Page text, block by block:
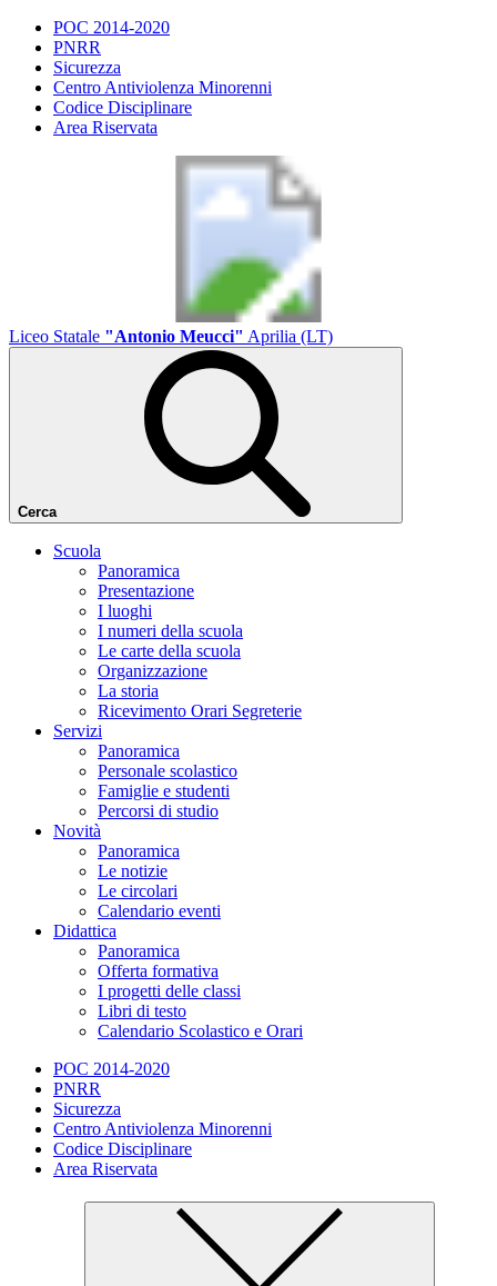
POC 2014-2020
PNRR
Sicurezza
Centro Antiviolenza Minorenni
Codice Disciplinare
Area Riservata
Liceo Statale "Antonio Meucci" Aprilia (LT)
Cerca
Scuola
Panoramica
Presentazione
I luoghi
I numeri della scuola
Le carte della scuola
Organizzazione
La storia
Ricevimento Orari Segreterie
Servizi
Panoramica
Personale scolastico
Famiglie e studenti
Percorsi di studio
Novità
Panoramica
Le notizie
Le circolari
Calendario eventi
Didattica
Panoramica
Offerta formativa
I progetti delle classi
Libri di testo
Calendario Scolastico e Orari
POC 2014-2020
PNRR
Sicurezza
Centro Antiviolenza Minorenni
Codice Disciplinare
Area Riservata